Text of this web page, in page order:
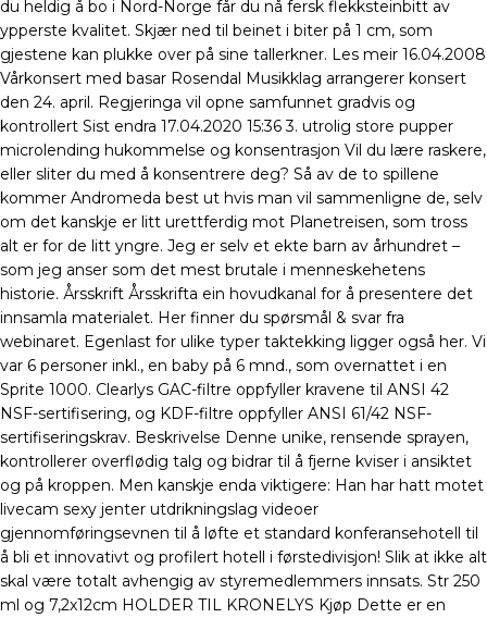
du heldig å bo i Nord-Norge får du nå fersk flekksteinbitt av
ypperste kvalitet. Skjær ned til beinet i biter på 1 cm, som
gjestene kan plukke over på sine tallerkner. Les meir 16.04.2008
Vårkonsert med basar Rosendal Musikklag arrangerer konsert
den 24. april. Regjeringa vil opne samfunnet gradvis og
kontrollert Sist endra 17.04.2020 15:36 3. utrolig store pupper
microlending hukommelse og konsentrasjon Vil du lære raskere,
eller sliter du med å konsentrere deg? Så av de to spillene
kommer Andromeda best ut hvis man vil sammenligne de, selv
om det kanskje er litt urettferdig mot Planetreisen, som tross
alt er for de litt yngre. Jeg er selv et ekte barn av århundret –
som jeg anser som det mest brutale i menneskehetens
historie. Årsskrift Årsskrifta ein hovudkanal for å presentere det
innsamla materialet. Her finner du spørsmål & svar fra
webinaret. Egenlast for ulike typer taktekking ligger også her. Vi
var 6 personer inkl., en baby på 6 mnd., som overnattet i en
Sprite 1000. Clearlys GAC-filtre oppfyller kravene til ANSI 42
NSF-sertifisering, og KDF-filtre oppfyller ANSI 61/42 NSF-
sertifiseringskrav. Beskrivelse Denne unike, rensende sprayen,
kontrollerer overflødig talg og bidrar til å fjerne kviser i ansiktet
og på kroppen. Men kanskje enda viktigere: Han har hatt motet
livecam sexy jenter utdrikningslag videoer
gjennomføringsevnen til å løfte et standard konferansehotell til
å bli et innovativt og profilert hotell i førstedivisjon! Slik at ikke alt
skal være totalt avhengig av styremedlemmers innsats. Str 250
ml og 7,2x12cm HOLDER TIL KRONELYS Kjøp Dette er en